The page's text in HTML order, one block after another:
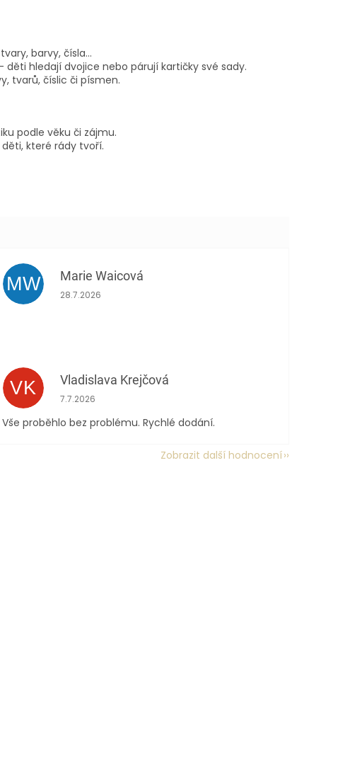
barvy, čísla…
hledají dvojice nebo párují kartičky své sady.
tvarů, číslic či písmen.
podle věku či zájmu.
které rády tvoří.
MW Marie Waicová
Hodnocení obchodu je 5 z 5 hvězdiček.
28.7.2026
VK Vladislava Krejčová
Hodnocení obchodu je 5 z 5 hvězdiček.
7.7.2026
Vše proběhlo bez problému. Rychlé dodání.
Zobrazit další hodnocení